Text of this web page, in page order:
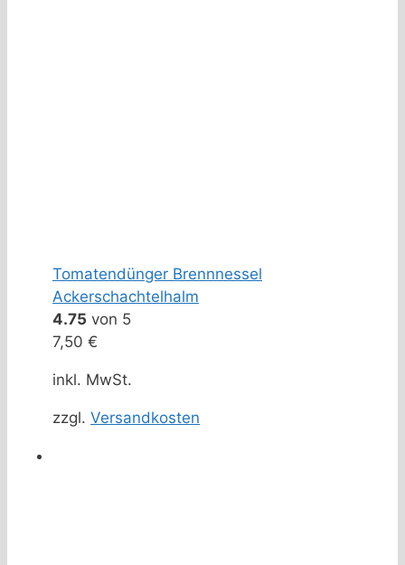
Tomatendünger Brennnessel
Ackerschachtelhalm
4.75 von 5
7,50 €
inkl. MwSt.
zzgl. Versandkosten